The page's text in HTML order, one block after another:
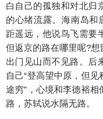
白自己的孤独和对北归
的心绪流露。海南岛和
距遥远，他说鸟飞需要
但返京的路在哪里呢?想
出门见山而不见路。后
自己“登高望中原，但
途穷”，心境和李德裕
路，苏轼说水隔无路。